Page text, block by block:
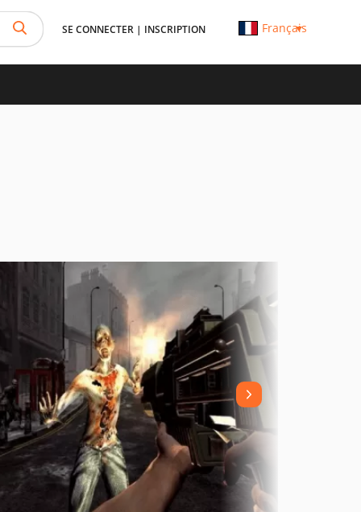
SE CONNECTER | INSCRIPTION Français